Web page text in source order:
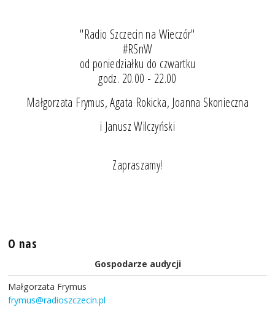
"Radio Szczecin na Wieczór"
#RSnW
od poniedziałku do czwartku
godz. 20.00 - 22.00
Małgorzata Frymus, Agata Rokicka, Joanna Skonieczna
i Janusz Wilczyński
Zapraszamy!
O nas
Gospodarze audycji
Małgorzata Frymus
frymus@radioszczecin.pl